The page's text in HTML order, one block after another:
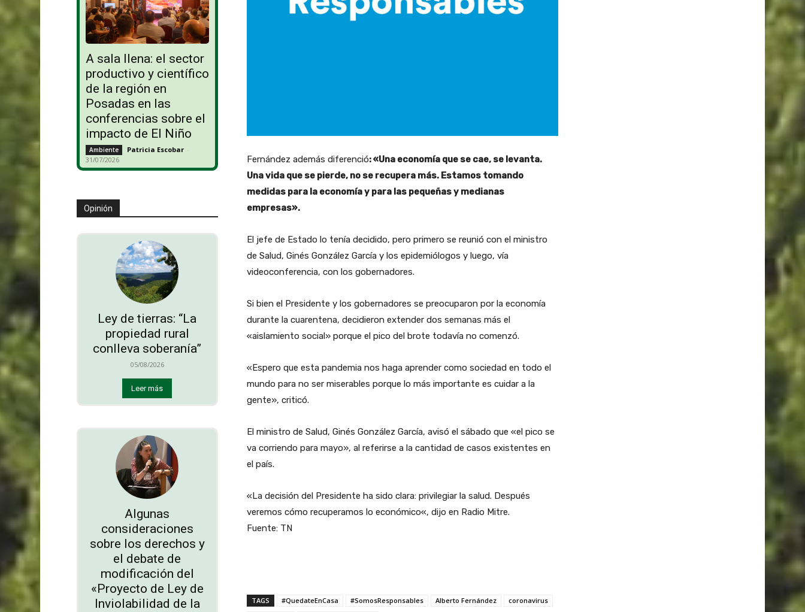
A sala llena: el sector
productivo y científico
de la región en
Posadas en las
conferencias sobre el
impacto de El Niño
Ambiente Patricia Escobar -
31/07/2026
Opinión
Ley de tierras: “La
propiedad rural
conlleva soberanía”
05/08/2026
Leer más
Algunas
consideraciones
sobre los derechos y
el debate de
modificación del
«Proyecto de Ley de
Inviolabilidad de la
Fernández además diferenció: «Una economía que se cae, se levanta.
Una vida que se pierde, no se recupera más. Estamos tomando
medidas para la economía y para las pequeñas y medianas
empresas».
El jefe de Estado lo tenía decidido, pero primero se reunió con el ministro
de Salud, Ginés González García y los epidemiólogos y luego, vía
videoconferencia, con los gobernadores.
Si bien el Presidente y los gobernadores se preocuparon por la economía
durante la cuarentena, decidieron extender dos semanas más el
«aislamiento social» porque el pico del brote todavía no comenzó.
«Espero que esta pandemia nos haga aprender como sociedad en todo el
mundo para no ser miserables porque lo más importante es cuidar a la
gente», criticó.
El ministro de Salud, Ginés González García, avisó el sábado que «el pico se
va corriendo para mayo», al referirse a la cantidad de casos existentes en
el país.
«La decisión del Presidente ha sido clara: privilegiar la salud. Después
veremos cómo recuperamos lo económico«, dijo en Radio Mitre.
Fuente: TN
TAGS #QuedateEnCasa #SomosResponsables Alberto Fernández coronavirus